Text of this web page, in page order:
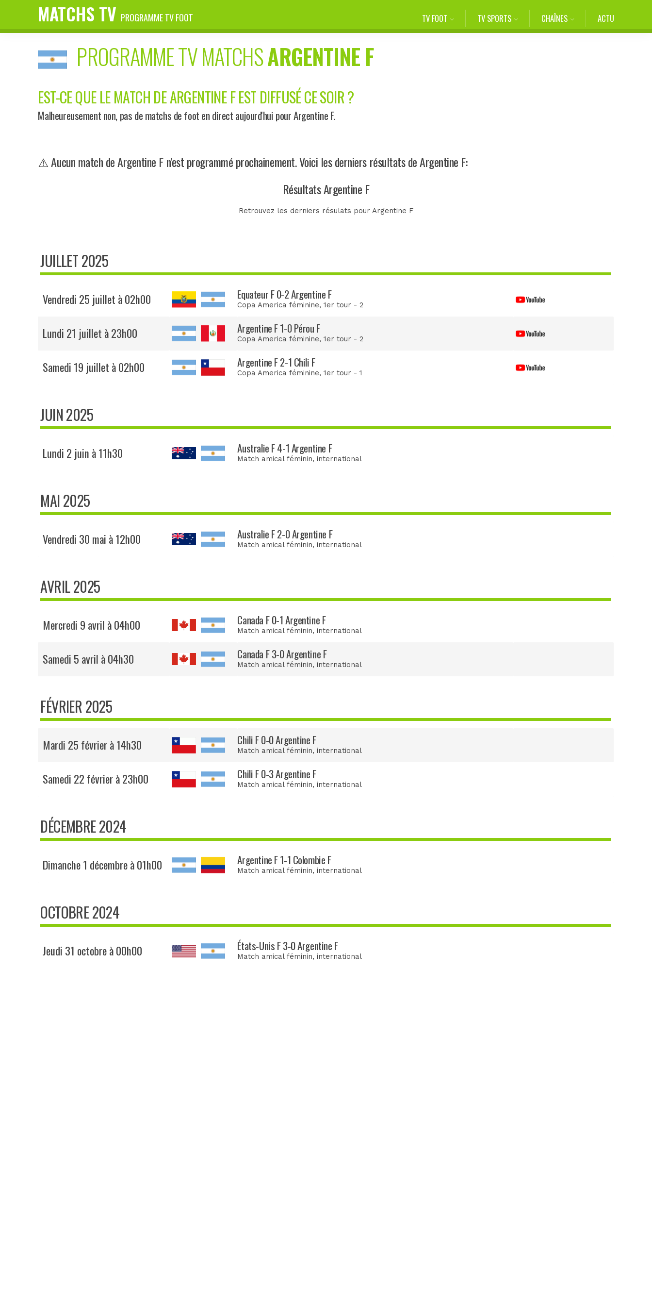
MATCHS TV PROGRAMME TV FOOT TV FOOT TV SPORTS CHAÎNES ACTU
PROGRAMME TV MATCHSARGENTINE F
EST-CE QUE LE MATCH DE ARGENTINE F EST DIFFUSÉ CE SOIR ?
Malheureusement non, pas de matchs de foot en direct aujourd'hui pour Argentine F.
⚠️ Aucun match de Argentine F n’est programmé prochainement. Voici les derniers résultats de Argentine F:
Résultats Argentine F
Retrouvez les derniers résulats pour Argentine F
JUILLET 2025
Vendredi 25 juillet à 02h00 Equateur F 0-2 Argentine F
Copa America féminine, 1er tour - 2
Lundi 21 juillet à 23h00 Argentine F 1-0 Pérou F
Copa America féminine, 1er tour - 2
Samedi 19 juillet à 02h00 Argentine F 2-1 Chili F
Copa America féminine, 1er tour - 1
JUIN 2025
Lundi 2 juin à 11h30 Australie F 4-1 Argentine F
Match amical féminin, international
MAI 2025
Vendredi 30 mai à 12h00 Australie F 2-0 Argentine F
Match amical féminin, international
AVRIL 2025
Mercredi 9 avril à 04h00 Canada F 0-1 Argentine F
Match amical féminin, international
Samedi 5 avril à 04h30 Canada F 3-0 Argentine F
Match amical féminin, international
FÉVRIER 2025
Mardi 25 février à 14h30 Chili F 0-0 Argentine F
Match amical féminin, international
Samedi 22 février à 23h00 Chili F 0-3 Argentine F
Match amical féminin, international
DÉCEMBRE 2024
Dimanche 1 décembre à 01h00 Argentine F 1-1 Colombie F
Match amical féminin, international
OCTOBRE 2024
Jeudi 31 octobre à 00h00 États-Unis F 3-0 Argentine F
Match amical féminin, international